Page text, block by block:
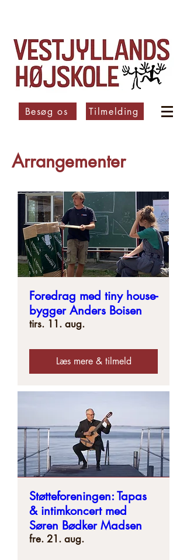
Besøg os Tilmelding
Arrangementer
Foredrag med tiny house-
bygger Anders Boisen
tirs. 11. aug.
Læs mere & tilmeld
Støtteforeningen: Tapas
& intimkoncert med
Søren Bødker Madsen
fre. 21. aug.